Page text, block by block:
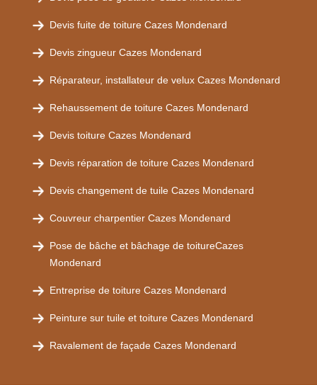
Devis fuite de toiture Cazes Mondenard
Devis zingueur Cazes Mondenard
Réparateur, installateur de velux Cazes Mondenard
Rehaussement de toiture Cazes Mondenard
Devis toiture Cazes Mondenard
Devis réparation de toiture Cazes Mondenard
Devis changement de tuile Cazes Mondenard
Couvreur charpentier Cazes Mondenard
Pose de bâche et bâchage de toitureCazes
Mondenard
Entreprise de toiture Cazes Mondenard
Peinture sur tuile et toiture Cazes Mondenard
Ravalement de façade Cazes Mondenard